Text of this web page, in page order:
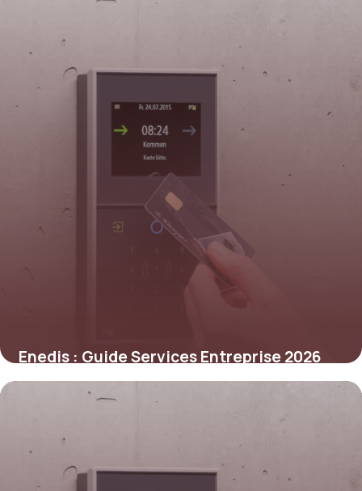
Enedis : Guide Services Entreprise 2026
5 juin 2026